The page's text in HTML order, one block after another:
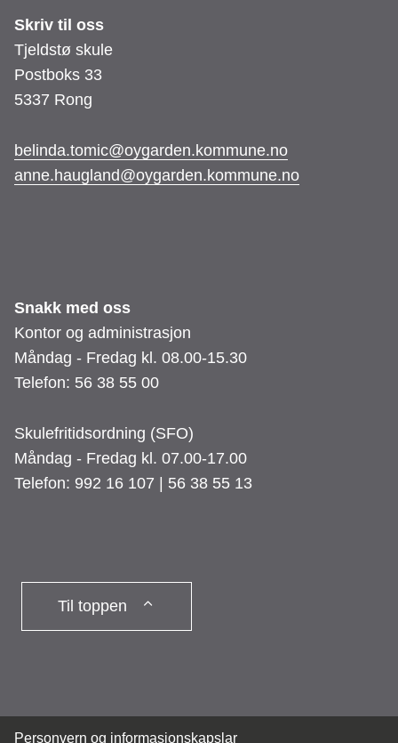
Skriv til oss
Tjeldstø skule
Postboks 33
5337 Rong
belinda.tomic@oygarden.kommune.no
anne.haugland@oygarden.kommune.no
Snakk med oss
Kontor og administrasjon
Måndag - Fredag kl. 08.00-15.30
Telefon: 56 38 55 00
Skulefritidsordning (SFO)
Måndag - Fredag kl. 07.00-17.00
Telefon: 992 16 107 | 56 38 55 13
Til toppen
Personvern og informasjonskapslar